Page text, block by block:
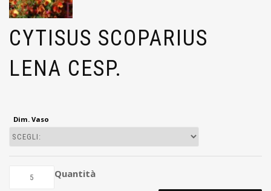
CYTISUS SCOPARIUS
LENA CESP.
Dim. Vaso
Quantità